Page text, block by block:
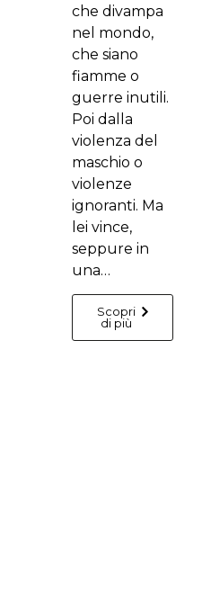
che divampa
nel mondo,
che siano
fiamme o
guerre inutili.
Poi dalla
violenza del
maschio o
violenze
ignoranti. Ma
lei vince,
seppure in
una…
Scopri
di più